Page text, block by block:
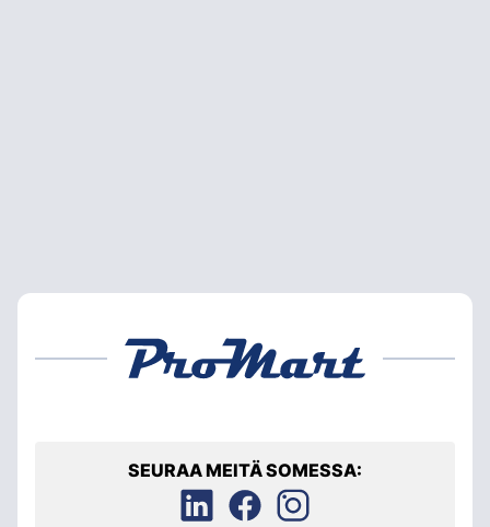
SEURAA MEITÄ SOMESSA: